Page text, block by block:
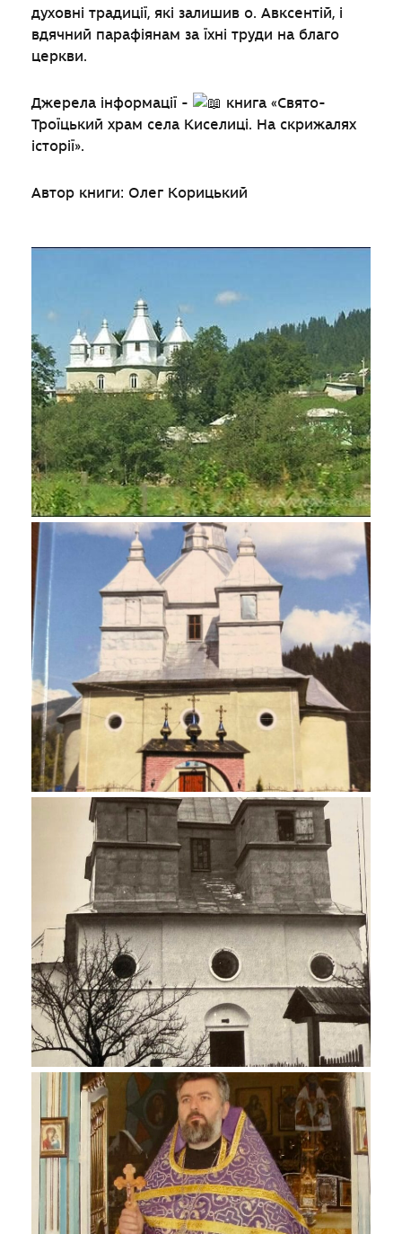
духовні традиції, які залишив о. Авксентій, і
вдячний парафіянам за їхні труди на благо
церкви.
Джерела інформації -
книга «Свято-
Троїцький храм села Киселиці. На скрижалях
історії».
Автор книги: Олег Корицький